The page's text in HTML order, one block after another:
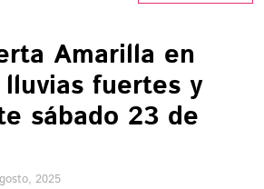
Amarilla en
fuertes y
sábado 23 de
2025